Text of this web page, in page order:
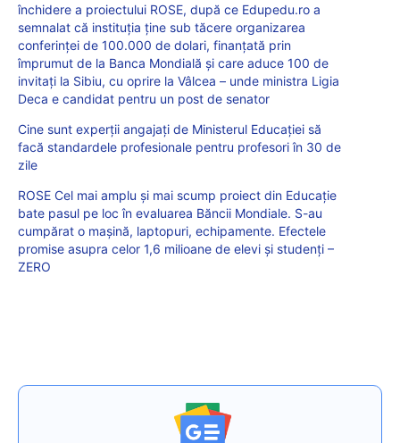
închidere a proiectului ROSE, după ce Edupedu.ro a
semnalat că instituția ține sub tăcere organizarea
conferinței de 100.000 de dolari, finanțată prin
împrumut de la Banca Mondială și care aduce 100 de
invitați la Sibiu, cu oprire la Vâlcea – unde ministra Ligia
Deca e candidat pentru un post de senator
Cine sunt experții angajați de Ministerul Educației să
facă standardele profesionale pentru profesori în 30 de
zile
ROSE Cel mai amplu și mai scump proiect din Educație
bate pasul pe loc în evaluarea Băncii Mondiale. S-au
cumpărat o mașină, laptopuri, echipamente. Efectele
promise asupra celor 1,6 milioane de elevi și studenți –
ZERO